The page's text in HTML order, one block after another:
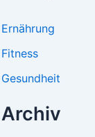
Ernährung
Fitness
Gesundheit
Archiv